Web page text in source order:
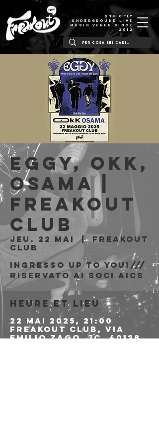
STRICTLY
UNDERGROUND LIVE
MUSIC VENUE SINCE
2012
Eggy, Okk,
Osama |
Freakout
Club
jeu. 22 mai
  |
Freakout
Club
Ingresso Up To You!///
riservato ai soci AICS
Heure et lieu
22 mai 2025, 21:00
Freakout Club, Via
Emilio Zago, 7c, 40128